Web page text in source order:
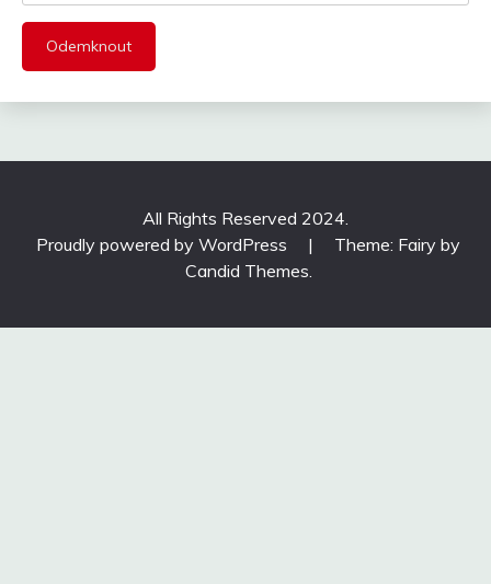
All Rights Reserved 2024.
Proudly powered by WordPress
|
Theme: Fairy by
Candid Themes.